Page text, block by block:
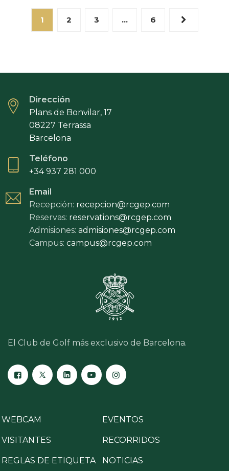
1 2 3 … 6
Dirección
Plans de Bonvilar, 17
08227 Terrassa
Barcelona
Teléfono
+34 937 281 000
Email
Recepción: recepcion@rcgep.com
Reservas: reservations@rcgep.com
Admisiones: admisiones@rcgep.com
Campus: campus@rcgep.com
El Club de Golf más exclusivo de Barcelona.
WEBCAM EVENTOS
VISITANTES RECORRIDOS
REGLAS DE ETIQUETA NOTICIAS